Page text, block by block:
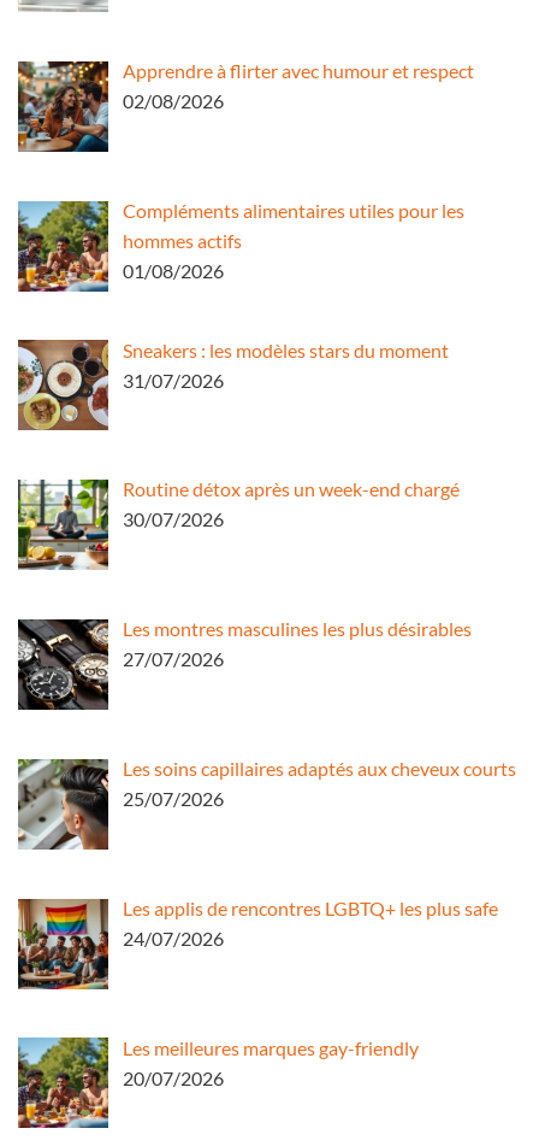
Apprendre à flirter avec humour et respect
02/08/2026
Compléments alimentaires utiles pour les
hommes actifs
01/08/2026
Sneakers : les modèles stars du moment
31/07/2026
Routine détox après un week-end chargé
30/07/2026
Les montres masculines les plus désirables
27/07/2026
Les soins capillaires adaptés aux cheveux courts
25/07/2026
Les applis de rencontres LGBTQ+ les plus safe
24/07/2026
Les meilleures marques gay-friendly
20/07/2026